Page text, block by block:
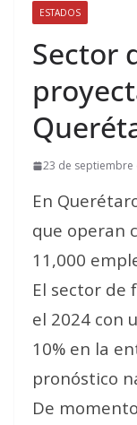
ESTADOS
Sector
23 de septiembre
En
que operan
11,000
El sector de
el 2024 con
10% en la
pronóstico
De